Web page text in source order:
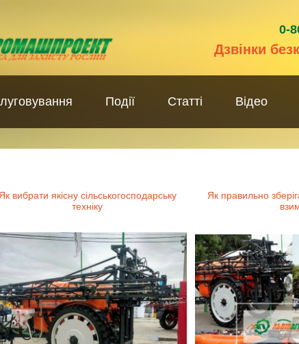
0-
Дзвінки
Події Статті Відео
Як вибрати якісну сільськогосподарську
техніку
Як правильно